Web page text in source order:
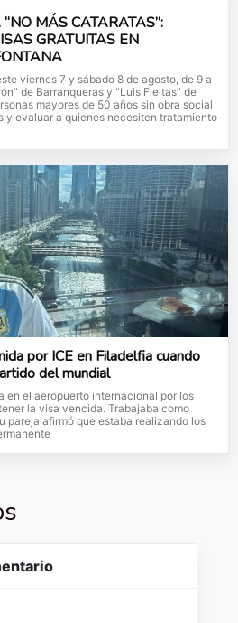
MÁS CATARATAS”:
GRATUITAS EN
viernes 7 y sábado 8 de agosto, de 9 a
de Barranqueras y “Luis Fleitas” de
mayores de 50 años sin obra social
y evaluar a quienes necesiten tratamiento
por ICE en Filadelfia cuando
del mundial
en el aeropuerto internacional por los
la visa vencida. Trabajaba como
pareja afirmó que estaba realizando los